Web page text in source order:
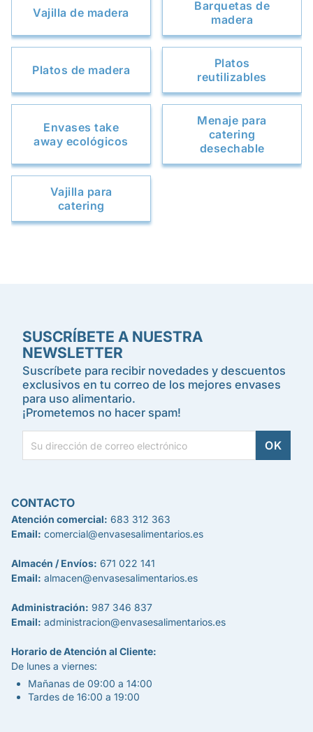
Vajilla de madera
Barquetas de
madera
Platos de madera
Platos
reutilizables
Envases take
away ecológicos
Menaje para
catering
desechable
Vajilla para
catering
SUSCRÍBETE A NUESTRA
NEWSLETTER
Suscríbete para recibir novedades y descuentos
exclusivos en tu correo de los mejores envases
para uso alimentario.
¡Prometemos no hacer spam!
CONTACTO
Atención comercial: 683 312 363
Email: comercial@envasesalimentarios.es
Almacén / Envíos: 671 022 141
Email: almacen@envasesalimentarios.es
Administración: 987 346 837
Email: administracion@envasesalimentarios.es
Horario de Atención al Cliente:
De lunes a viernes:
Mañanas de 09:00 a 14:00
Tardes de 16:00 a 19:00